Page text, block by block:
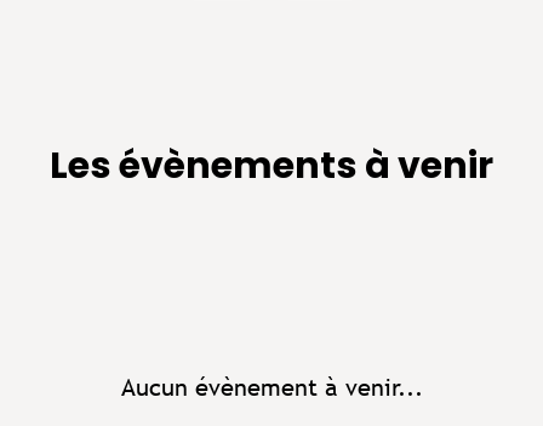
Les évènements à venir
Aucun évènement à venir...